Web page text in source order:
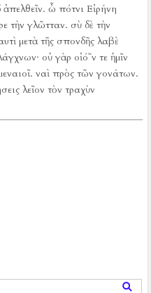
ὦ πότνι Εἰρήνη
τὴν γλῶτταν. σὺ δὲ τὴν
μετὰ τῆς σπονδῆς λαβὲ
οὐ γὰρ οἱό῀ν τε ἡμῖν
ναὶ πρὸς τῶν γονάτων.
λεῖον τὸν τραχὺν